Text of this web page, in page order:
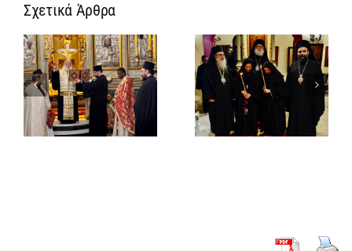
Σχετικά ΆρθραΊδρυση
Γυναικείας
Ιεράς
Πατριαρχικής
Μονής και
μοναχική
και
Πατριαρχική
Τιμή στον
Γενικό